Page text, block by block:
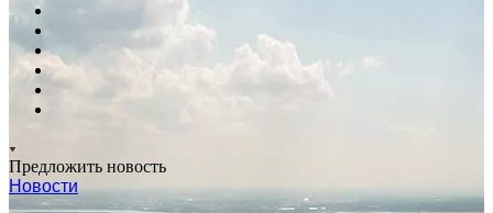
Предложить новость
Новости